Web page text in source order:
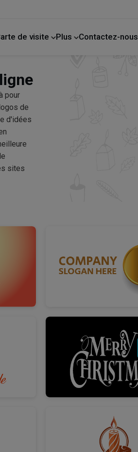
de visite Plus Contactez-nous
pour
de
d'idées
sites